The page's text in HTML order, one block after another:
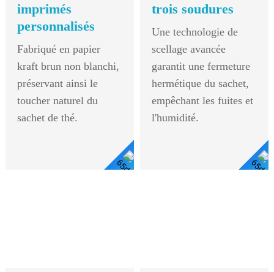
imprimés
personnalisés
Fabriqué en papier
kraft brun non blanchi,
préservant ainsi le
toucher naturel du
sachet de thé.
trois soudures
Une technologie de
scellage avancée
garantit une fermeture
hermétique du sachet,
empêchant les fuites et
l'humidité.